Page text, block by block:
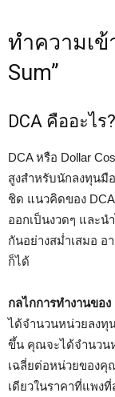
ทำความเข้
Sum”
DCA คืออะไ
DCA หรือ Dollar
สูงสำหรับนักลงทุนมื
ชิด แนวคิดของ
ออกเป็นงวดๆ และน
กันอย่างสม่ำเสมอ อ
ก็ได้
กลไกการทำงานของ
ได้จำนวนหน่วยลงทุน
ขึ้น คุณจะได้จำนวน
เฉลี่ยต่อหน่วยของคุ
เดียวในราคาที่แพงที่